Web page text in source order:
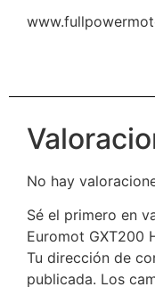
No hay
Sé el primero en
Euromot GXT200
Tu dirección de
publicada. Los